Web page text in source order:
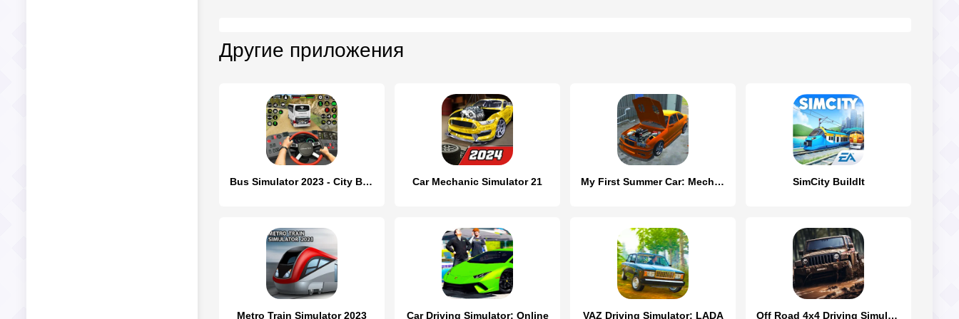
Другие приложения
Bus Simulator 2023 - City Bus Car Mechanic Simulator 21 My First Summer Car: Mechanic SimCity BuildIt
Metro Train Simulator 2023 Car Driving Simulator: Online VAZ Driving Simulator: LADA Off Road 4x4 Driving Simulator